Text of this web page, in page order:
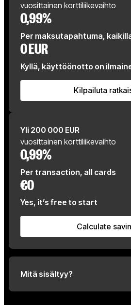
vuosittainen korttiliikevaihto
0,99%
Per maksutapahtuma,
0 EUR
Kyllä, käyttöönotto on
Kilpailuta
Yli 200 000 EUR
vuosittainen korttiliikevaihto
0,99%
Per transaction, all cards
€0
Yes, it’s free to start
Calculate
Mitä sisältyy?